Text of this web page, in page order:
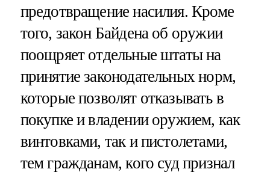
предотвращение насилия. Кроме
того, закон Байдена об оружии
поощряет отдельные штаты на
принятие законодательных норм,
которые позволят отказывать в
покупке и владении оружием, как
винтовками, так и пистолетами,
тем гражданам, кого суд признал